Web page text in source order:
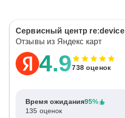
Сервисный центр re:device
Отзывы из Яндекс карт
4.9738 оценок
Время ожидания95%
135 оценок